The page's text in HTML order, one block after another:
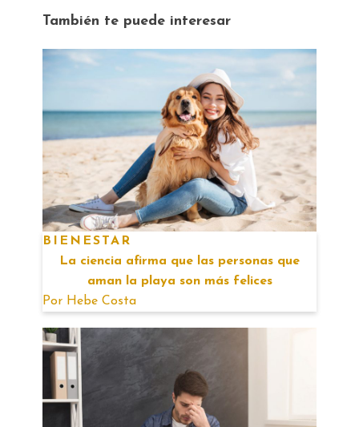
También te puede interesar
BIENESTAR
La ciencia afirma que las personas que
aman la playa son más felices
Por Hebe Costa